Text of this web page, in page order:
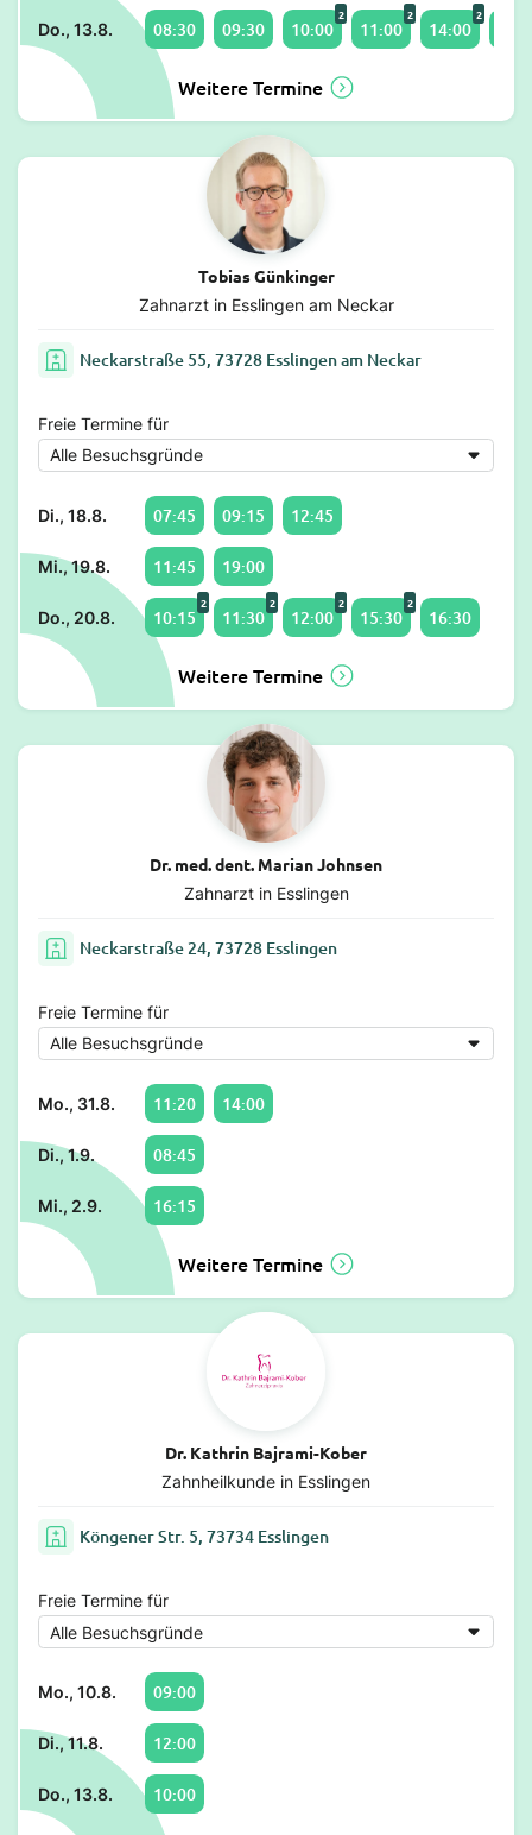
Do., 13.8. 08:30 09:30 10:00
2
11:00
2
14:00
2
Weitere Termine
Tobias Günkinger
Zahnarzt in Esslingen am Neckar
Neckarstraße 55, 73728 Esslingen am Neckar
Freie Termine für
Di., 18.8. 07:45 09:15 12:45
Mi., 19.8. 11:45 19:00
Do., 20.8. 10:15
2
11:30
2
12:00
2
15:30
2
16:30
Weitere Termine
Dr. med. dent. Marian Johnsen
Zahnarzt in Esslingen
Neckarstraße 24, 73728 Esslingen
Freie Termine für
Mo., 31.8. 11:20 14:00
Di., 1.9. 08:45
Mi., 2.9. 16:15
Weitere Termine
Dr. Kathrin Bajrami-Kober
Zahnheilkunde in Esslingen
Köngener Str. 5, 73734 Esslingen
Freie Termine für
Mo., 10.8. 09:00
Di., 11.8. 12:00
Do., 13.8. 10:00